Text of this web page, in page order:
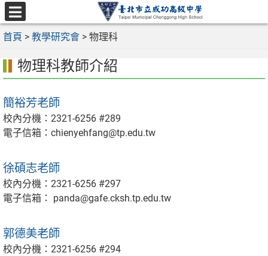
跳
至
主
容
選
單
首頁 > 教學研究會 > 物理科
物理科教師介紹
簡裕芳老師
校內分機：2321-6256 #289
電子信箱：chienyehfang@tp.edu.tw
徐碩志老師
校內分機：2321-6256 #297
電子信箱： panda@gafe.cksh.tp.edu.tw
郭德美老師
校內分機：2321-6256 #294